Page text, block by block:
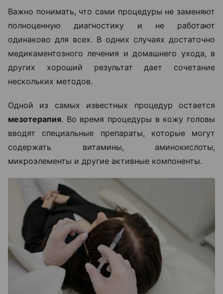
Важно понимать, что сами процедуры не заменяют
полноценную диагностику и не работают
одинаково для всех. В одних случаях достаточно
медикаментозного лечения и домашнего ухода, в
других хороший результат дает сочетание
нескольких методов.
Одной из самых известных процедур остается
мезотерапия. Во время процедуры в кожу головы
вводят специальные препараты, которые могут
содержать витамины, аминокислоты,
микроэлементы и другие активные компоненты.